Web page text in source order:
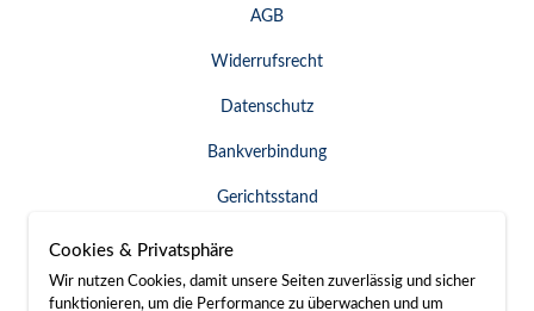
AGB
Widerrufsrecht
Datenschutz
Bankverbindung
Gerichtsstand
Widerruf erklären
Cookies & Privatsphäre
Wir nutzen Cookies, damit unsere Seiten zuverlässig und sicher
funktionieren, um die Performance zu überwachen und um